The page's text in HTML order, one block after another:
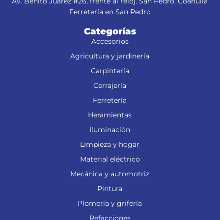
Ferretería en San Pedro
Categorías
Accesorios
Agricultura y jardinería
Carpintería
Cerrajería
Ferretería
Heramientas
Iluminación
Limpieza y hogar
Material eléctrico
Mecánica y automotriz
Pintura
Plomería y grifería
Refacciones